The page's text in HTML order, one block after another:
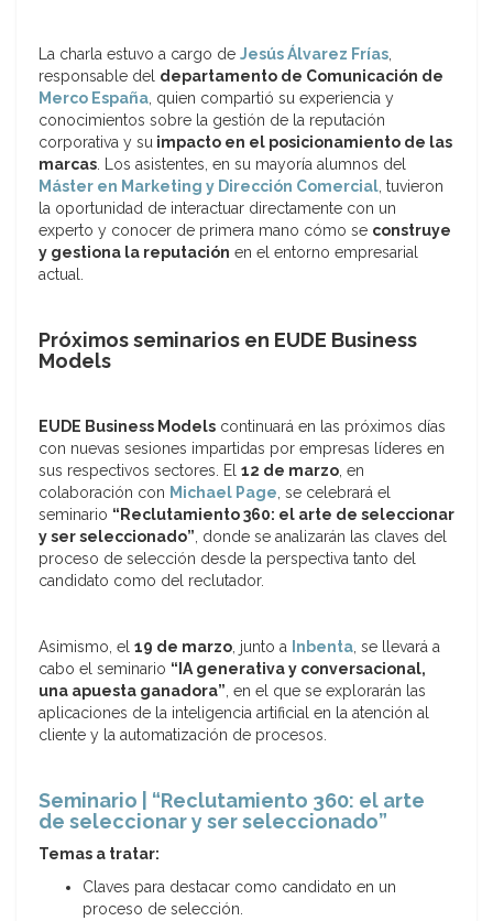
La charla estuvo a cargo de Jesús Álvarez Frías,
responsable del departamento de Comunicación de
Merco España, quien compartió su experiencia y
conocimientos sobre la gestión de la reputación
corporativa y su impacto en el posicionamiento de las
marcas. Los asistentes, en su mayoría alumnos del
Máster en Marketing y Dirección Comercial, tuvieron
la oportunidad de interactuar directamente con un
experto y conocer de primera mano cómo se construye
y gestiona la reputación en el entorno empresarial
actual.
Próximos seminarios en EUDE Business
Models
EUDE Business Models continuará en las próximos días
con nuevas sesiones impartidas por empresas líderes en
sus respectivos sectores. El 12 de marzo, en
colaboración con Michael Page, se celebrará el
seminario “Reclutamiento 360: el arte de seleccionar
y ser seleccionado”, donde se analizarán las claves del
proceso de selección desde la perspectiva tanto del
candidato como del reclutador.
Asimismo, el 19 de marzo, junto a Inbenta, se llevará a
cabo el seminario “IA generativa y conversacional,
una apuesta ganadora”, en el que se explorarán las
aplicaciones de la inteligencia artificial en la atención al
cliente y la automatización de procesos.
Seminario | “Reclutamiento 360: el arte
de seleccionar y ser seleccionado”
Temas a tratar:
Claves para destacar como candidato en un
proceso de selección.